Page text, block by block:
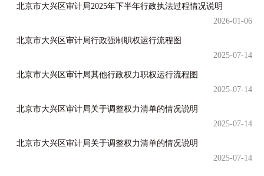
北京市大兴区审计局2025年下半年行政执法过程情况说明
2026-01-06
北京市大兴区审计局行政强制职权运行流程图
2025-07-14
北京市大兴区审计局其他行政权力职权运行流程图
2025-07-14
北京市大兴区审计局关于调整权力清单的情况说明
2025-07-14
北京市大兴区审计局关于调整权力清单的情况说明
2025-07-14